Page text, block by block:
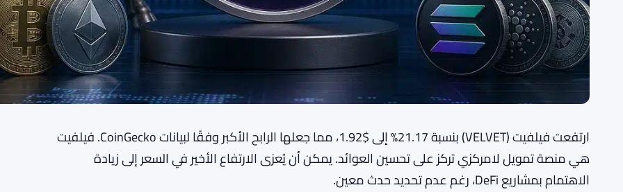
ارتفعت فيلفيت (VELVET) بنسبة 21.17% إلى $1.92، مما جعلها الرابح الأكبر وفقًا لبيانات CoinGecko. فيلفيت
هي منصة تمويل لامركزي تركز على تحسين العوائد. يمكن أن يُعزى الارتفاع الأخير في السعر إلى زيادة
الاهتمام بمشاريع DeFi، رغم عدم تحديد حدث معين.